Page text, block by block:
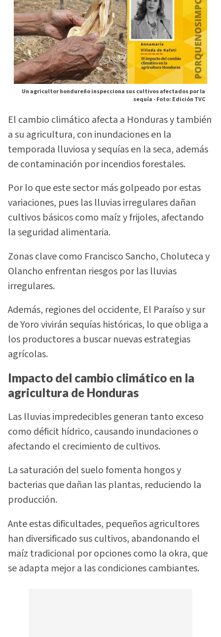
Un agricultor hondureño inspecciona sus cultivos afectados por la
sequía -Foto: Edición TVC
El cambio climático afecta a Honduras y también
a su agricultura, con inundaciones en la
temporada lluviosa y sequías en la seca, además
de contaminación por incendios forestales.
Por lo que este sector más golpeado por estas
variaciones, pues las lluvias irregulares dañan
cultivos básicos como maíz y frijoles, afectando
la seguridad alimentaria.
Zonas clave como Francisco Sancho, Choluteca y
Olancho enfrentan riesgos por las lluvias
irregulares.
Además, regiones del occidente, El Paraíso y sur
de Yoro vivirán sequías históricas, lo que obliga a
los productores a buscar nuevas estrategias
agrícolas.
Impacto del cambio climático en la
agricultura de Honduras
Las lluvias impredecibles generan tanto exceso
como déficit hídrico, causando inundaciones o
afectando el crecimiento de cultivos.
La saturación del suelo fomenta hongos y
bacterias que dañan las plantas, reduciendo la
producción.
Ante estas dificultades, pequeños agricultores
han diversificado sus cultivos, abandonando el
maíz tradicional por opciones como la okra, que
se adapta mejor a las condiciones cambiantes.